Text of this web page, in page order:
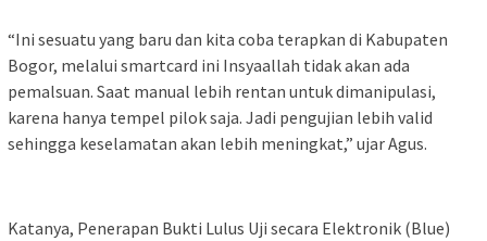
“Ini sesuatu yang baru dan kita coba terapkan di Kabupaten
Bogor, melalui smartcard ini Insyaallah tidak akan ada
pemalsuan. Saat manual lebih rentan untuk dimanipulasi,
karena hanya tempel pilok saja. Jadi pengujian lebih valid
sehingga keselamatan akan lebih meningkat,” ujar Agus.
Katanya, Penerapan Bukti Lulus Uji secara Elektronik (Blue)